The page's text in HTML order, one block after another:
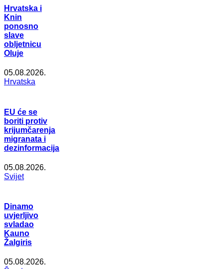
Hrvatska i
Knin
ponosno
slave
obljetnicu
Oluje
05.08.2026.
Hrvatska
EU će se
boriti protiv
krijumčarenja
migranata i
dezinformacija
05.08.2026.
Svijet
Dinamo
uvjerljivo
svladao
Kauno
Žalgiris
05.08.2026.